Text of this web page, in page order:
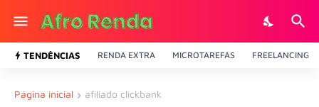
TENDÊNCIAS RENDA EXTRA MICROTAREFAS FREELANCING
Página inicial afiliado clickbank